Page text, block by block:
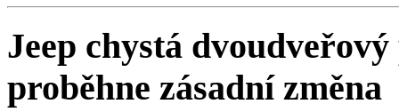
Jeep chystá
proběhne zásadní změna